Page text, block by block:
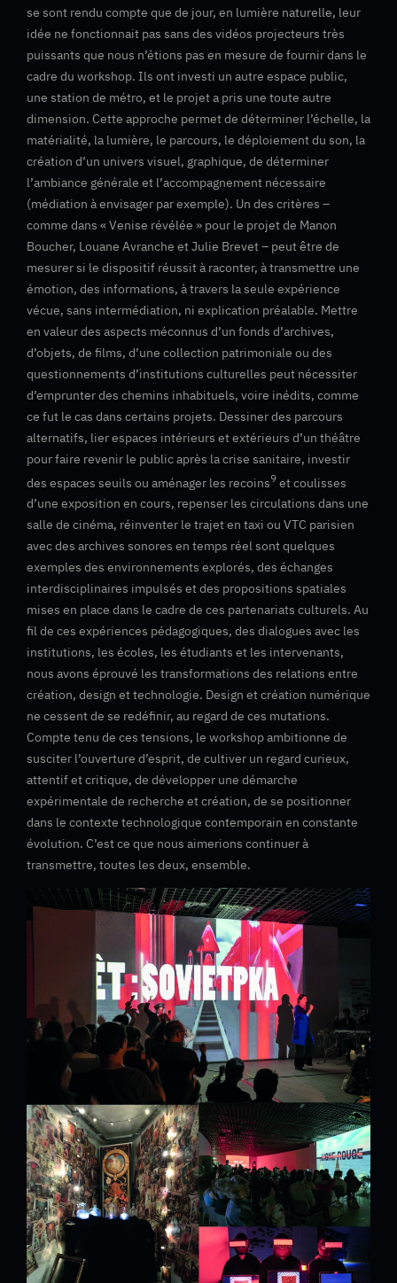
se sont rendu compte que de jour, en lumière naturelle, leur
idée ne fonctionnait pas sans des vidéos projecteurs très
puissants que nous n’étions pas en mesure de fournir dans le
cadre du workshop. Ils ont investi un autre espace public,
une station de métro, et le projet a pris une toute autre
dimension. Cette approche permet de déterminer l’échelle, la
matérialité, la lumière, le parcours, le déploiement du son, la
création d’un univers visuel, graphique, de déterminer
l’ambiance générale et l’accompagnement nécessaire
(médiation à envisager par exemple). Un des critères –
comme dans « Venise révélée » pour le projet de Manon
Boucher, Louane Avranche et Julie Brevet – peut être de
mesurer si le dispositif réussit à raconter, à transmettre une
émotion, des informations, à travers la seule expérience
vécue, sans intermédiation, ni explication préalable. Mettre
en valeur des aspects méconnus d’un fonds d’archives,
d’objets, de films, d’une collection patrimoniale ou des
questionnements d’institutions culturelles peut nécessiter
d’emprunter des chemins inhabituels, voire inédits, comme
ce fut le cas dans certains projets. Dessiner des parcours
alternatifs, lier espaces intérieurs et extérieurs d’un théâtre
pour faire revenir le public après la crise sanitaire, investir
des espaces seuils ou aménager les recoins9 et coulisses
d’une exposition en cours, repenser les circulations dans une
salle de cinéma, réinventer le trajet en taxi ou VTC parisien
avec des archives sonores en temps réel sont quelques
exemples des environnements explorés, des échanges
interdisciplinaires impulsés et des propositions spatiales
mises en place dans le cadre de ces partenariats culturels. Au
fil de ces expériences pédagogiques, des dialogues avec les
institutions, les écoles, les étudiants et les intervenants,
nous avons éprouvé les transformations des relations entre
création, design et technologie. Design et création numérique
ne cessent de se redéfinir, au regard de ces mutations.
Compte tenu de ces tensions, le workshop ambitionne de
susciter l’ouverture d’esprit, de cultiver un regard curieux,
attentif et critique, de développer une démarche
expérimentale de recherche et création, de se positionner
dans le contexte technologique contemporain en constante
évolution. C’est ce que nous aimerions continuer à
transmettre, toutes les deux, ensemble.